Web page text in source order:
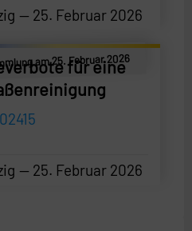
25. Februar 2026
— 25. Februar 2026
am 25. Februar 2026
für eine
25. Februar 2026
— 25. Februar 2026